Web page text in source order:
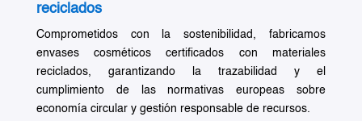
reciclados
Comprometidos con la sostenibilidad, fabricamos
envases cosméticos certificados con materiales
reciclados, garantizando la trazabilidad y el
cumplimiento de las normativas europeas sobre
economía circular y gestión responsable de recursos.